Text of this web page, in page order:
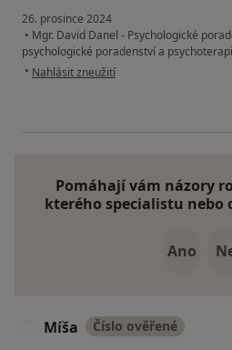
26. prosince 2024
• Mgr. David Danel - Psychologické
psychologické poradenství a
• podle názoru uživatele Pavla
Nahlásit zneužití
Pomáhají vám názory
kterého specialistu nebo
Ano
Míša Číslo ověřené